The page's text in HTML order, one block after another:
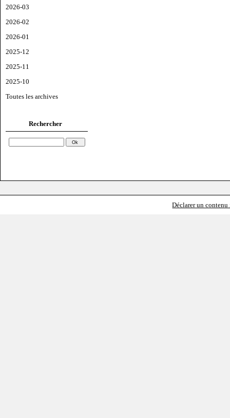
2026-03
2026-02
2026-01
2025-12
2025-11
2025-10
Toutes les archives
Rechercher
Déclarer un